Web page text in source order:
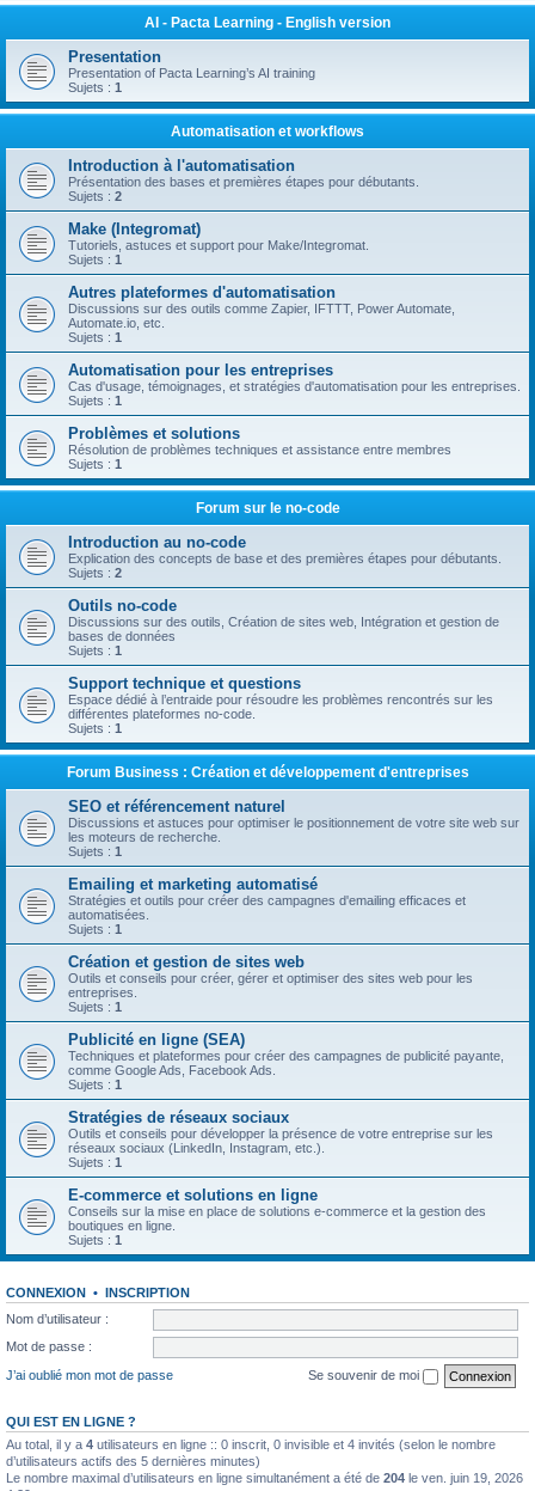
AI - Pacta Learning - English version
Presentation
Presentation of Pacta Learning’s AI training
Sujets : 1
Automatisation et workflows
Introduction à l'automatisation
Présentation des bases et premières étapes pour débutants.
Sujets : 2
Make (Integromat)
Tutoriels, astuces et support pour Make/Integromat.
Sujets : 1
Autres plateformes d'automatisation
Discussions sur des outils comme Zapier, IFTTT, Power Automate,
Automate.io, etc.
Sujets : 1
Automatisation pour les entreprises
Cas d'usage, témoignages, et stratégies d'automatisation pour les entreprises.
Sujets : 1
Problèmes et solutions
Résolution de problèmes techniques et assistance entre membres
Sujets : 1
Forum sur le no-code
Introduction au no-code
Explication des concepts de base et des premières étapes pour débutants.
Sujets : 2
Outils no-code
Discussions sur des outils, Création de sites web, Intégration et gestion de
bases de données
Sujets : 1
Support technique et questions
Espace dédié à l’entraide pour résoudre les problèmes rencontrés sur les
différentes plateformes no-code.
Sujets : 1
Forum Business : Création et développement d'entreprises
SEO et référencement naturel
Discussions et astuces pour optimiser le positionnement de votre site web sur
les moteurs de recherche.
Sujets : 1
Emailing et marketing automatisé
Stratégies et outils pour créer des campagnes d'emailing efficaces et
automatisées.
Sujets : 1
Création et gestion de sites web
Outils et conseils pour créer, gérer et optimiser des sites web pour les
entreprises.
Sujets : 1
Publicité en ligne (SEA)
Techniques et plateformes pour créer des campagnes de publicité payante,
comme Google Ads, Facebook Ads.
Sujets : 1
Stratégies de réseaux sociaux
Outils et conseils pour développer la présence de votre entreprise sur les
réseaux sociaux (LinkedIn, Instagram, etc.).
Sujets : 1
E-commerce et solutions en ligne
Conseils sur la mise en place de solutions e-commerce et la gestion des
boutiques en ligne.
Sujets : 1
CONNEXION • INSCRIPTION
Nom d’utilisateur :
Mot de passe :
J’ai oublié mon mot de passe
Se souvenir de moi
QUI EST EN LIGNE ?
Au total, il y a 4 utilisateurs en ligne :: 0 inscrit, 0 invisible et 4 invités (selon le nombre
d’utilisateurs actifs des 5 dernières minutes)
Le nombre maximal d’utilisateurs en ligne simultanément a été de 204 le ven. juin 19, 2026